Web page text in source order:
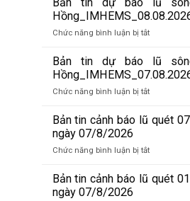
Chức năng bình luận bị tắtở
tin
dự
lũ
Bản tin dự báo lũ
Chức năng bình luận bị tắtở
tin
dự
lũ
Bản tin cảnh báo lũ quét
ngày 07/8/2026
Chức năng bình luận bị tắtở
tin
cảnh
Bản tin cảnh báo lũ quét
ngày 07/8/2026